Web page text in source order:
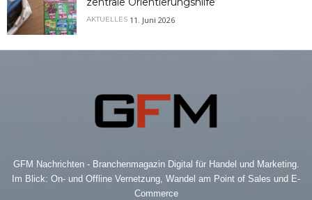
AKTUELLES 11. Juni 2026
GFM Nachrichten - Branchenmagazin Digital für Handel und Marketing.
Im Blick: On- und Offline Vernetzung, Wandel am Point of Sales und E-
Commerce